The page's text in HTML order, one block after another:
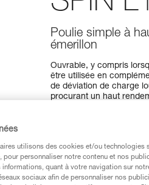
Poulie simple à
émerillon
Ouvrable, y compris
être utilisée en
de déviation de charge
procurant un haut
corde pour un freinage
grâce à l'émerillon
Achetez en ligne
utilisons des cookies et/ou technologies
pour personnaliser notre contenu et nos
quant à votre navigation sur
sociaux afin de personnaliser nos